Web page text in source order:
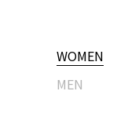
WOMEN
MEN